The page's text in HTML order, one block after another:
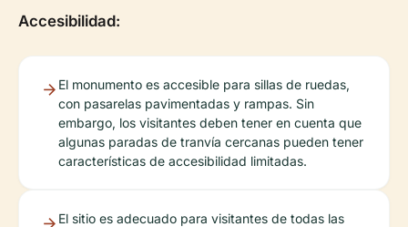
Accesibilidad:
El monumento es accesible para sillas de ruedas,
con pasarelas pavimentadas y rampas. Sin
embargo, los visitantes deben tener en cuenta que
algunas paradas de tranvía cercanas pueden tener
características de accesibilidad limitadas.
El sitio es adecuado para visitantes de todas las